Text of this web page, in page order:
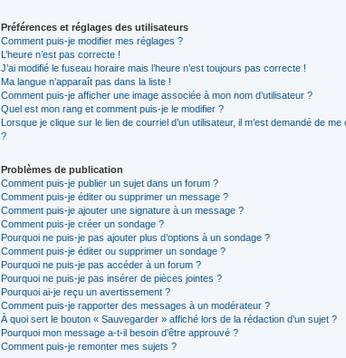
Préférences et réglages des utilisateurs
Comment puis-je modifier mes réglages ?
L’heure n’est pas correcte !
J’ai modifié le fuseau horaire mais l’heure n’est toujours pas correcte !
Ma langue n’apparaît pas dans la liste !
Comment puis-je afficher une image associée à mon nom d’utilisateur ?
Quel est mon rang et comment puis-je le modifier ?
Lorsque je clique sur le lien de courriel d’un utilisateur, il m’est demandé de
?
Problèmes de publication
Comment puis-je publier un sujet dans un forum ?
Comment puis-je éditer ou supprimer un message ?
Comment puis-je ajouter une signature à un message ?
Comment puis-je créer un sondage ?
Pourquoi ne puis-je pas ajouter plus d’options à un sondage ?
Comment puis-je éditer ou supprimer un sondage ?
Pourquoi ne puis-je pas accéder à un forum ?
Pourquoi ne puis-je pas insérer de pièces jointes ?
Pourquoi ai-je reçu un avertissement ?
Comment puis-je rapporter des messages à un modérateur ?
À quoi sert le bouton « Sauvegarder » affiché lors de la rédaction d’un sujet ?
Pourquoi mon message a-t-il besoin d’être approuvé ?
Comment puis-je remonter mes sujets ?